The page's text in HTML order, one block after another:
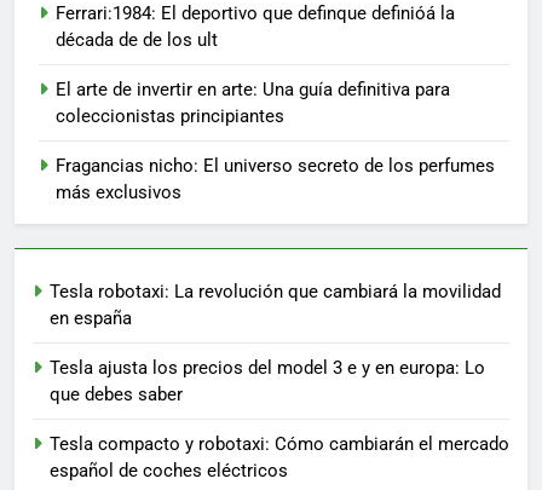
Ferrari:1984: El deportivo que definque definióá la
década de de los ult
El arte de invertir en arte: Una guía definitiva para
coleccionistas principiantes
Fragancias nicho: El universo secreto de los perfumes
más exclusivos
Tesla robotaxi: La revolución que cambiará la movilidad
en españa
Tesla ajusta los precios del model 3 e y en europa: Lo
que debes saber
Tesla compacto y robotaxi: Cómo cambiarán el mercado
español de coches eléctricos